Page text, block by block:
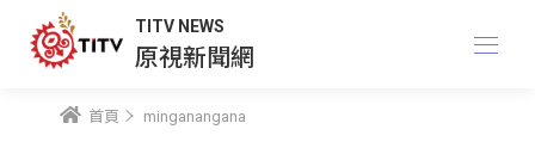
TITV NEWS
原視新聞網
首頁 minganangana